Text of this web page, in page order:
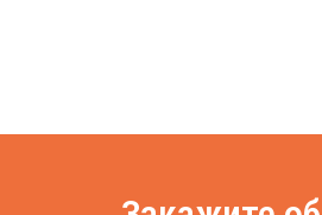
Закажите звонок,